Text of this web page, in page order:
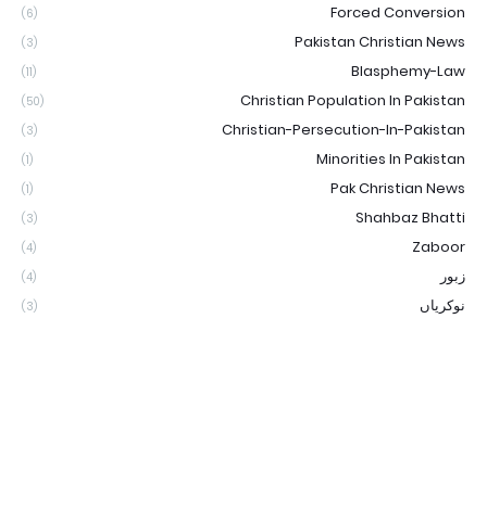
Forced Conversion
(6)
Pakistan Christian News
(3)
Blasphemy-Law
(11)
Christian Population In Pakistan
(50)
Christian-Persecution-In-Pakistan
(3)
Minorities In Pakistan
(1)
Pak Christian News
(1)
Shahbaz Bhatti
(3)
Zaboor
(4)
زبور (4)
نوکریاں (3)